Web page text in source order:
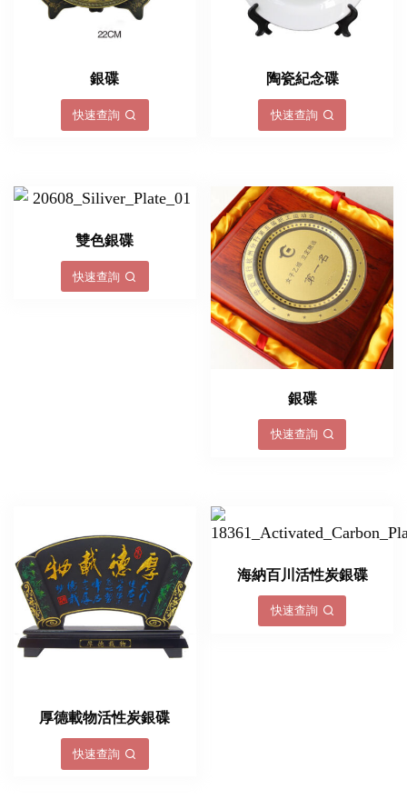
銀碟
快速查詢
陶瓷紀念碟
快速查詢
雙色銀碟
快速查詢
銀碟
快速查詢
厚德載物活性炭銀碟
快速查詢
海納百川活性炭銀碟
快速查詢